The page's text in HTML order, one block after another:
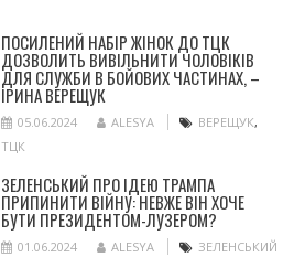
ПОСИЛЕНИЙ НАБІР ЖІНОК ДО ТЦК
ДОЗВОЛИТЬ ВИВІЛЬНИТИ ЧОЛОВІКІВ
ДЛЯ СЛУЖБИ В БОЙОВИХ ЧАСТИНАХ, –
ІРИНА ВЕРЕЩУК
05.06.2024 ALESYA ВЕРЕЩУК,
ТЦК
ЗЕЛЕНСЬКИЙ ПРО ІДЕЮ ТРАМПА
ПРИПИНИТИ ВІЙНУ: НЕВЖЕ ВІН ХОЧЕ
БУТИ ПРЕЗИДЕНТОМ-ЛУЗЕРОМ?
01.06.2024 ALESYA ЗЕЛЕНСЬКИЙ